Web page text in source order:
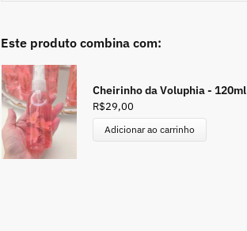
Este produto combina com:
Cheirinho da Voluphia - 120ml
R$29,00
Adicionar ao carrinho